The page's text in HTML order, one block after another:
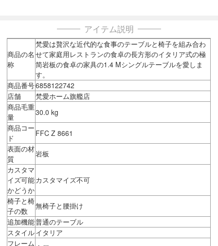
アイテム説明
商品の名
称
梵愛は贅沢な近代的な食事のテーブルと椅子を組み合わ
せて家庭用レストランの食卓の長方形のイタリア式の極
简岩板の食卓の家具の1.4 Mシングルテーブルを愛しま
す。
商品番号6858122742
店舗
梵愛ホーム旗艦店
商品毛重
量
30.0 kg
商品コー
ド
FFC Z 8661
表面の材
質
岩板
カスタマ
イズ可能
かどうか
カスタマイズ不可
椅子と椅
子の数
無椅子と腰掛け
追加機能普通のテーブル
スタイルイタリア
フレーム